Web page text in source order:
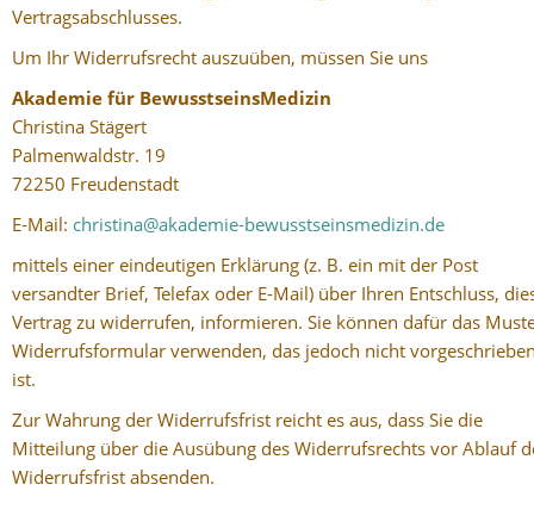
Vertragsabschlusses.
Um Ihr Widerrufsrecht auszuüben, müssen Sie uns
Akademie für BewusstseinsMedizin
Christina Stägert
Palmenwaldstr. 19
72250 Freudenstadt
E-Mail: christina@akademie-bewusstseinsmedizin.de
mittels einer eindeutigen Erklärung (z. B. ein mit der Post
versandter Brief, Telefax oder E-Mail) über Ihren Entschluss,
Vertrag zu widerrufen, informieren. Sie können dafür das
Widerrufsformular verwenden, das jedoch nicht
ist.
Zur Wahrung der Widerrufsfrist reicht es aus, dass Sie die
Mitteilung über die Ausübung des Widerrufsrechts vor Ablauf
Widerrufsfrist absenden.